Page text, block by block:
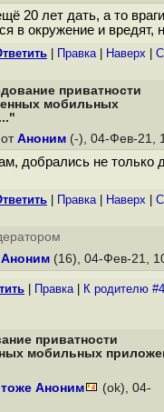
20 лет дать, а то
в окружение и вредят,
Правка| Наверх
приватности
мобильных
Аноним (-), 04-Фев-21,
добрались не только
Правка| Наверх
Аноним (16), 04-Фев-21,
Правка| К родителю #4
приватности
мобильных
тоже Аноним
(ok), 04-